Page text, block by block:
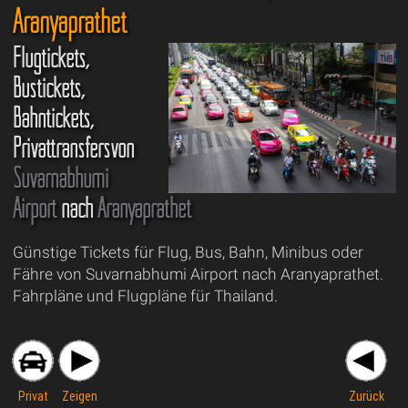
Aranyaprathet
Flugtickets,
Bustickets,
Bahntickets,
Privattransfersvon
Suvarnabhumi
AirportnachAranyaprathet
Günstige Tickets für Flug, Bus, Bahn, Minibus oder
Fähre von Suvarnabhumi Airport nach Aranyaprathet.
Fahrpläne und Flugpläne für Thailand.
Privat Zeigen Zurück